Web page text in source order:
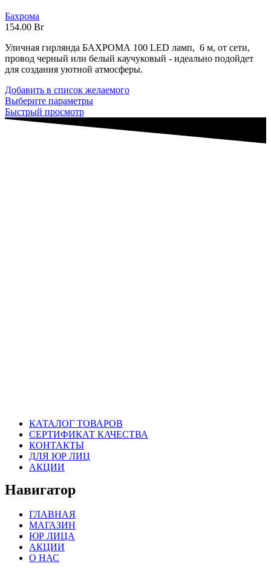
Бахрома
154.00 Br
Уличная гирлянда БАХРОМА 100 LED ламп, 6 м, от сети,
провод черный или белый каучуковый - идеально подойдет
для создания уютной атмосферы.
Добавить в список желаемого
Выберите параметры
Быстрый просмотр
КАТАЛОГ ТОВАРОВ
СЕРТИФИКАТ КАЧЕСТВА
КОНТАКТЫ
ДЛЯ ЮР ЛИЦ
АКЦИИ
Навигатор
ГЛАВНАЯ
МАГАЗИН
ЮР ЛИЦА
АКЦИИ
О НАС